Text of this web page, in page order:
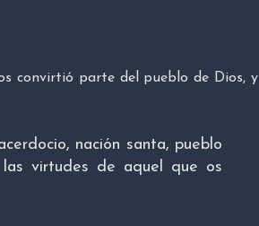
convirtió parte del pueblo de Dios, y
nación santa, pueblo
virtudes de aquel que os